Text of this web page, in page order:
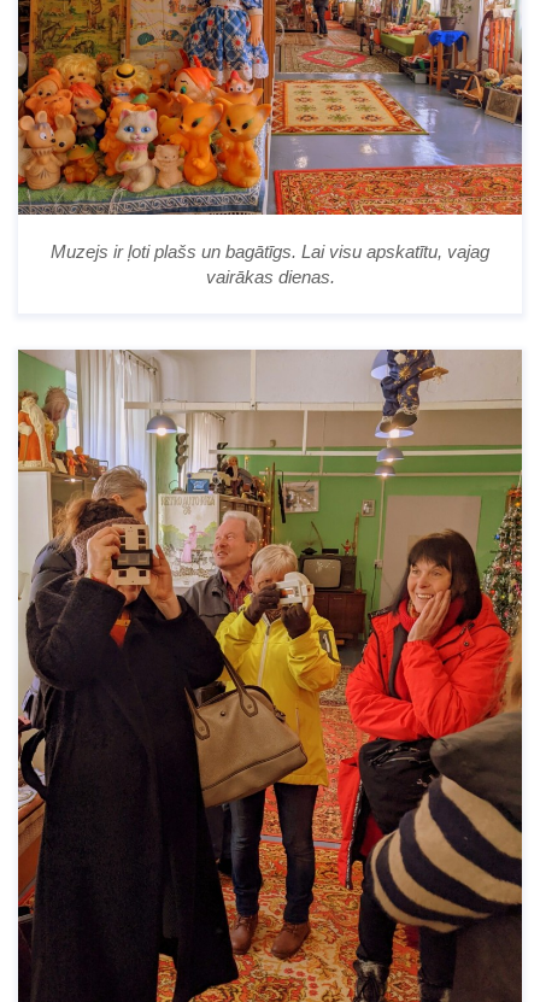
Muzejs ir ļoti plašs un bagātīgs. Lai visu apskatītu, vajag
vairākas dienas.